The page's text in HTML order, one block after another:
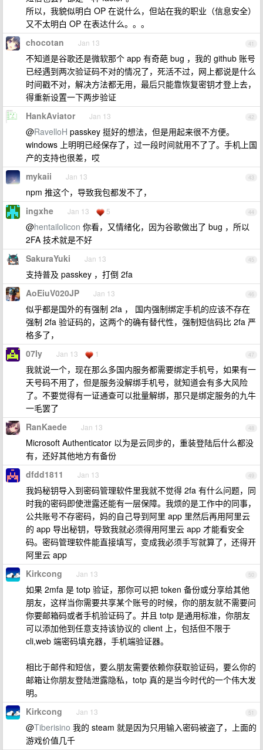
所以，我貌似明白 OP 在说什么，但站在我的职业（信息安全）
又不太明白 OP 在表达什么。。。
41
chocotan Jan 13
不知道是谷歌还是微软那个 app 有奇葩 bug ，我的 github 账号
已经遇到两次验证码不对的情况了，死活不过，网上都说是什么
时间戳不对，解决方法都无用，最后只能靠恢复密钥才登上去，
得重新设置一下两步验证
42
HankAviator Jan 13
@RavelloH passkey 挺好的想法，但是用起来很不方便。
windows 上明明已经保存了，过一段时间就用不了了。手机上国
产的支持也很差，哎
43
mykaii Jan 13
npm 推这个，导致我包都发不了，
44
ingxhe Jan 13 5
@hentailolicon 你看，又情绪化，因为谷歌做出了 bug ，所以
2FA 技术就是不好
45
SakuraYuki Jan 13
支持普及 passkey ，打倒 2fa
46
AoEiuV020JP Jan 13
似乎都是国外的有强制 2fa ， 国内强制绑定手机的应该不存在
强制 2fa 验证码的，这两个的确有替代性，强制短信码比 2fa 严
格多了，
47
07ly Jan 13 1
我就说一个，现在那么多国内服务都需要绑定手机号，如果有一
天号码不用了，但是服务没解绑手机号，就知道会有多大风险
了。不要觉得有一证通查可以批量解绑，那只是绑定服务的九牛
一毛罢了
48
RanKaede Jan 13
Microsoft Authenticator 以为是云同步的，重装登陆后什么都没
有，还好其他地方有备份
49
dfdd1811 Jan 13
我妈秘钥导入到密码管理软件里我就不觉得 2fa 有什么问题，同
时我的密码即使泄露还能有一层保障。我烦的是工作中的同事，
公共账号不存密码，妈的自己导到阿里 app 里然后再用阿里云
的 app 导出秘钥，导致我就必须得用阿里云 app 才能看安全
码。密码管理软件能直接填写，变成我必须手写就算了，还得开
阿里云 app
50
Kirkcong Jan 13
如果 2mfa 是 totp 验证，那你可以把 token 备份或分享给其他
朋友，这样当你需要共享某个账号的时候，你的朋友就不需要问
你要邮箱码或者手机验证码了。并且 totp 是通用标准，你朋友
可以添加他到任意支持该协议的 client 上，包括但不限于
cli,web 端密码填充器，手机端验证器。
相比于邮件和短信，要么朋友需要依赖你获取验证码，要么你的
邮箱让你朋友登陆泄露隐私，totp 真的是当今时代的一个伟大发
明。
51
Kirkcong Jan 13
@Tiberisino 我的 steam 就是因为只用输入密码被盗了，上面的
游戏价值几千